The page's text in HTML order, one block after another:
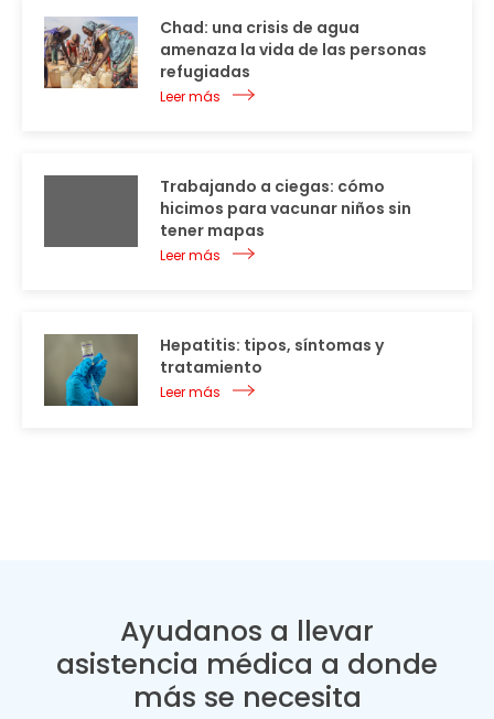
Chad: una crisis de agua
amenaza la vida de las personas
refugiadas
Leer más
Trabajando a ciegas: cómo
hicimos para vacunar niños sin
tener mapas
Leer más
Hepatitis: tipos, síntomas y
tratamiento
Leer más
Ayudanos a llevar
asistencia médica a donde
más se necesita